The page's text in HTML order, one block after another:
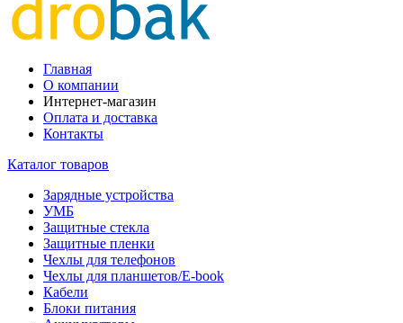
Главная
О компании
Интернет-магазин
Оплата и доставка
Контакты
Каталог товаров
Зарядные устройства
УМБ
Защитные стекла
Защитные пленки
Чехлы для телефонов
Чехлы для планшетов/E-book
Кабели
Блоки питания